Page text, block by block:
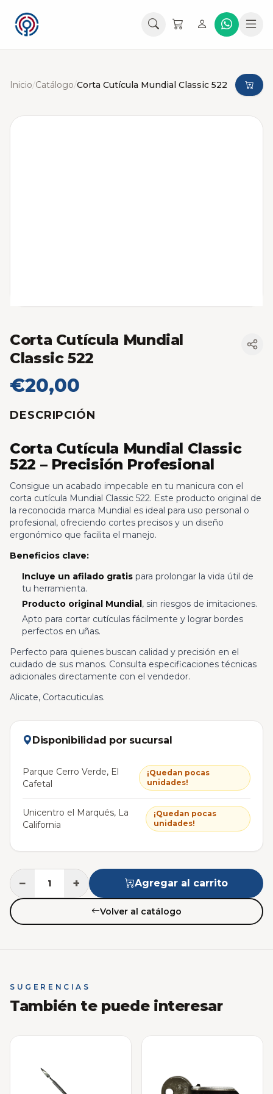
Inicio/Catálogo/Corta Cutícula Mundial Classic 522
Corta Cutícula Mundial
Classic 522
€20,00
DESCRIPCIÓN
Corta Cutícula Mundial Classic
522 – Precisión Profesional
Consigue un acabado impecable en tu manicura con el
corta cutícula Mundial Classic 522. Este producto original de
la reconocida marca Mundial es ideal para uso personal o
profesional, ofreciendo cortes precisos y un diseño
ergonómico que facilita el manejo.
Beneficios clave:
Incluye un afilado gratispara prolongar la vida útil de
tu herramienta.
Producto original Mundial, sin riesgos de imitaciones.
Apto para cortar cutículas fácilmente y lograr bordes
perfectos en uñas.
Perfecto para quienes buscan calidad y precisión en el
cuidado de sus manos. Consulta especificaciones técnicas
adicionales directamente con el vendedor.
Alicate, Cortacuticulas.
Disponibilidad por sucursal
Parque Cerro Verde, El
Cafetal
¡Quedan pocas
unidades!
Unicentro el Marqués, La
California
¡Quedan pocas
unidades!
− + Agregar al carrito
Volver al catálogo
SUGERENCIAS
También te puede interesar